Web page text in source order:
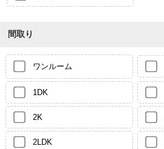
間取り
ワンルーム
1DK
2K
2LDK